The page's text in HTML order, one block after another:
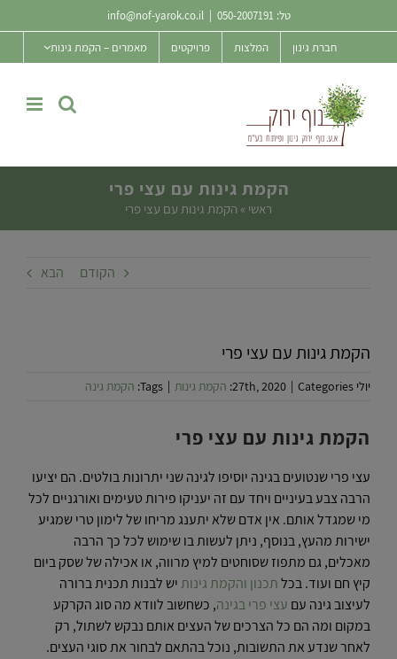
to
טל:050-2007191
info@nof-yarok.co.il
חברת גינון המלצות פרויקטים מאמרים – הקמת גינות
הקמת גינות עם עצי פרי
ראשי » הקמת גינות עם עצי פרי
הקודם הבא
הקמת גינות עם עצי פרי
יולי 27th, 2020 | Categories: הקמת גינות |
Tags: הקמת גינה
הקמת גינות עם עצי פרי
עצי פרי שנטועים בגינה יוסיפו לגינה שני יתרונות בולטים. הם יציעו
הרבה צבע בעיניים ויחד עם זה יעניקו פירות טעימים ואורגניים לכל
מי שמגדל אותם. אין אדם שלא יתענג מריחו של לימון טרי שמגיע
ישירות מהעץ, בנוסף, ניתן לעשות בו שימוש לכל כך הרבה
מאכלים, גם מתפוז שסוחטים למיץ מרווה, או אכילה של שסק ביום
קיץ חם ועוד. בכלתכנון והקמת גינותיש לבנות תכנית ברורה
לעיצוב גינה עם עצי פרי בגינה, כשחשוב לוודא מה סוג הקרקע
במקום ומה הם כל הצרכים של העצים אותם נבקש לשתול, רק
לאחר שנדע את התשובות, נוכל בהתאם לבחור את סוגי העצים.